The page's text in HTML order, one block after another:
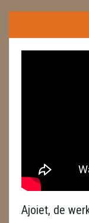
BOEKEN &
BOLLEN
ENGELEN
FENG SHUI
GEODE 'S /
Ajoiet, de